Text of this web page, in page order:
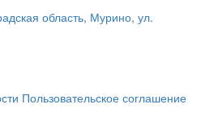
область, Мурино, ул.
Пользовательское соглашение